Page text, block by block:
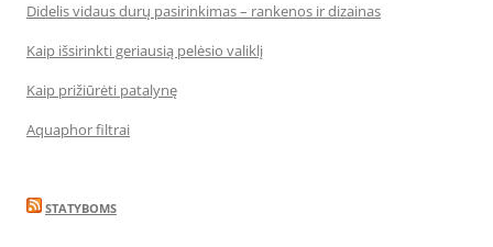
Didelis vidaus durų pasirinkimas – rankenos ir dizainas
Kaip išsirinkti geriausią pelėsio valiklį
Kaip prižiūrėti patalynę
Aquaphor filtrai
STATYBOMS